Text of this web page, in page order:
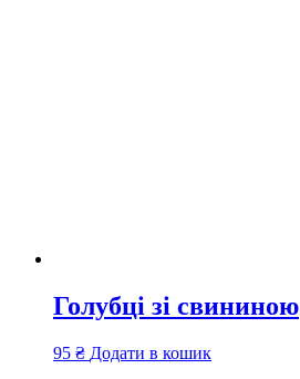
Голубці зі свининою
95 ₴ Додати в кошик